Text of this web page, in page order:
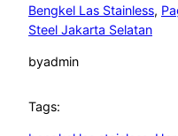
Bengkel Las Stainless,
Steel Jakarta Selatan
byadmin
Tags: